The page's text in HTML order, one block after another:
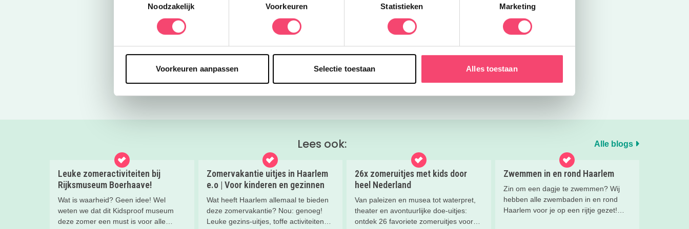
Noodzakelijk
Voorkeuren Statistieken Marketing
Voorkeuren aanpassen Selectie toestaan Alles toestaan
Deel via WhatsApp
Blogs Bezoek World of Dinos met korting!
Lees ook: Alle blogs
Leuke zomeractiviteiten bij
Rijksmuseum Boerhaave!
Wat is waarheid? Geen idee! Wel
weten we dat dit Kidsproof museum
deze zomer een must is voor alle
Zomervakantie uitjes in Haarlem
e.o | Voor kinderen en gezinnen
Wat heeft Haarlem allemaal te bieden
deze zomervakantie? Nou: genoeg!
Leuke gezins-uitjes, toffe activiteiten
26x zomeruitjes met kids door
heel Nederland
Van paleizen en musea tot waterpret,
theater en avontuurlijke doe-uitjes:
ontdek 26 favoriete zomeruitjes voor
Zwemmen in en rond Haarlem
Zin om een dagje te zwemmen? Wij
hebben alle zwembaden in en rond
Haarlem voor je op een rijtje gezet!